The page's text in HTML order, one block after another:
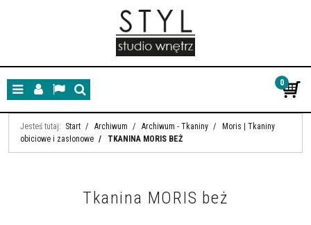
MenuPanelLangSzukaj
0
Jesteś tutaj: Start / Archiwum / Archiwum - Tkaniny /
Moris | Tkaniny
obiciowe i zasłonowe / TKANINA MORIS BEŻ
Tkanina MORIS beż